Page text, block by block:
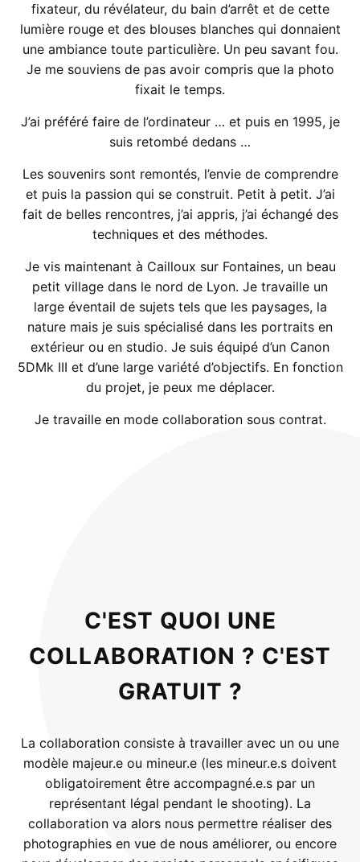
fixateur, du révélateur, du bain d’arrêt et de cette
lumière rouge et des blouses blanches qui donnaient
une ambiance toute particulière. Un peu savant fou.
Je me souviens de pas avoir compris que la photo
fixait le temps.
J’ai préféré faire de l’ordinateur … et puis en 1995, je
suis retombé dedans …
Les souvenirs sont remontés, l’envie de comprendre
et puis la passion qui se construit. Petit à petit. J’ai
fait de belles rencontres, j’ai appris, j’ai échangé des
techniques et des méthodes.
Je vis maintenant à Cailloux sur Fontaines, un beau
petit village dans le nord de Lyon. Je travaille un
large éventail de sujets tels que les paysages, la
nature mais je suis spécialisé dans les portraits en
extérieur ou en studio. Je suis équipé d’un Canon
5DMk III et d’une large variété d’objectifs. En fonction
du projet, je peux me déplacer.
Je travaille en mode collaboration sous contrat.
C'EST QUOI UNE
COLLABORATION ? C'EST
GRATUIT ?
La collaboration consiste à travailler avec un ou une
modèle majeur.e ou mineur.e (les mineur.e.s doivent
obligatoirement être accompagné.e.s par un
représentant légal pendant le shooting). La
collaboration va alors nous permettre réaliser des
photographies en vue de nous améliorer, ou encore